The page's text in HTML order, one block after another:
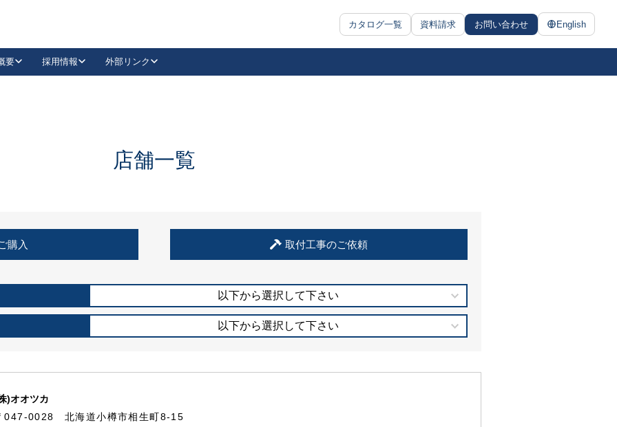
カタログ一覧 資料請求 お問い合わせ English
抗ウイルス・抗菌製品
要 採用情報 外部リンク
LinkedIn
住宅使用部材標準化推進協議会
店舗一覧
購入 取付工事のご依頼
以下から選択して下さい
以下から選択して下さい
)オオツカ
047-0028 北海道小樽市相生町8-15